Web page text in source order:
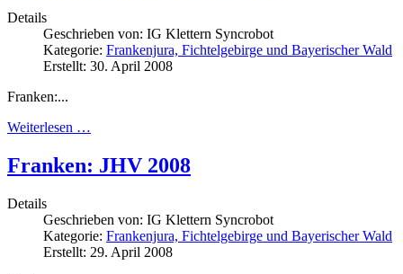
Details
Geschrieben von: IG Klettern Syncrobot
Kategorie: Frankenjura, Fichtelgebirge und Bayerischer Wald
Erstellt: 30. April 2008
Franken:...
Weiterlesen …
Franken: JHV 2008
Details
Geschrieben von: IG Klettern Syncrobot
Kategorie: Frankenjura, Fichtelgebirge und Bayerischer Wald
Erstellt: 29. April 2008